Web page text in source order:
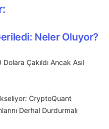
Neler Oluyor?
Çakıldı Ancak Asıl
CryptoQuant
Derhal Durdurmalı